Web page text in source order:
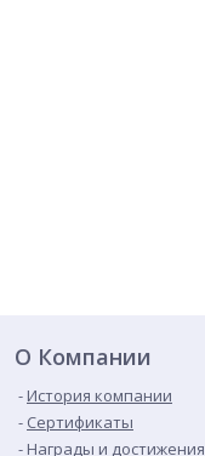
О Компании
История компании
Сертификаты
Награды и достижения